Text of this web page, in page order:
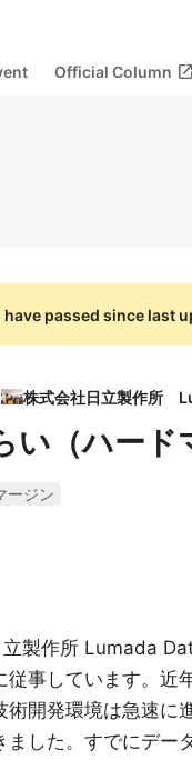
Official Column open_in_new
passed since last
い（ハード
ージン
製作所 Lumada
事しています。近
術開発環境は急速に
ました。すでにデー